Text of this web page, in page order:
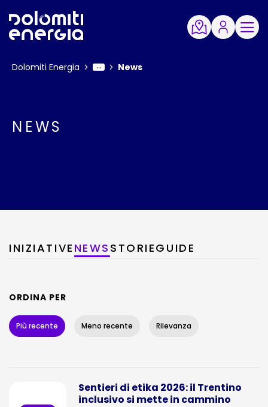
Dolomiti Energia News
NEWS
INIZIATIVE NEWS STORIEGUIDE
ORDINA PER
Più recente Meno recente Rilevanza
Sentieri di etika 2026: il Trentino
inclusivo si mette in cammino